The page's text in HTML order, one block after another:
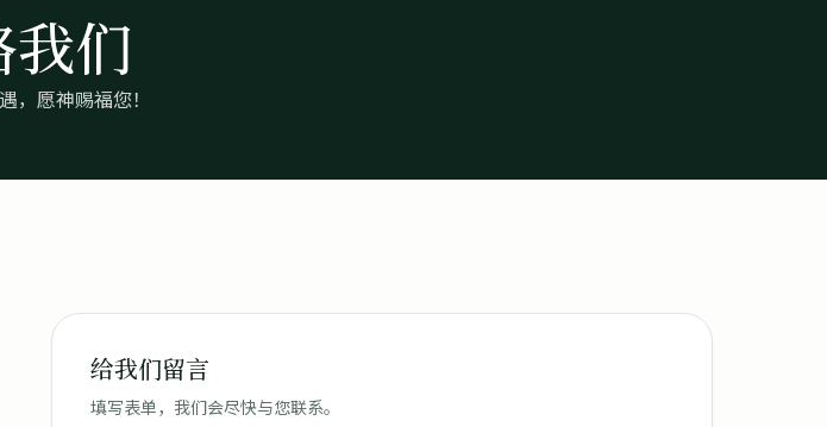
们
，愿神赐福您！
给我们留言
填写表单，我们会尽快与您联系。